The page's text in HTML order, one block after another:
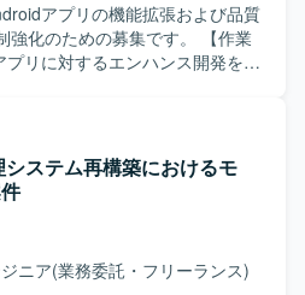
アプリの機能拡張および品質
のための募集です。 【作業
リに対するエンハンス開発を行
た、チームメンバーや他チーム
やレビュー対応も行っていただ
課題を発見し改善提案ができ
設計やテスト方針を尊重しつ
や開発プロセスを意識して取
コンシ
システム再構築におけるモ
ニア(業務委託・フリーランス)